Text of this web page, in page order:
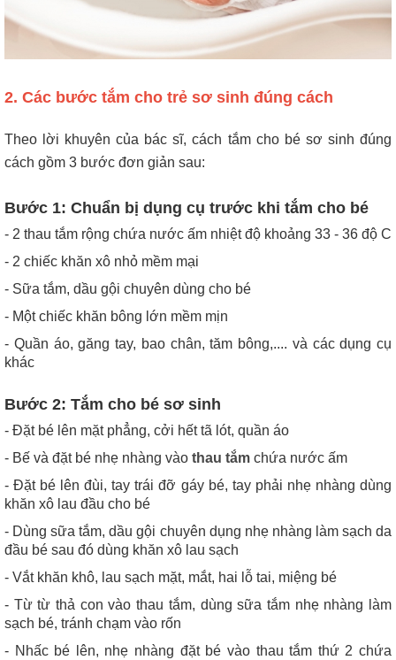
2. Các bước tắm cho trẻ sơ sinh đúng cách
Theo lời khuyên của bác sĩ, cách tắm cho bé sơ sinh đúng
cách gồm 3 bước đơn giản sau:
Bước 1: Chuẩn bị dụng cụ trước khi tắm cho bé
- 2 thau tắm rộng chứa nước ấm nhiệt độ khoảng 33 - 36 độ C
- 2 chiếc khăn xô nhỏ mềm mại
- Sữa tắm, dầu gội chuyên dùng cho bé
- Một chiếc khăn bông lớn mềm mịn
- Quần áo, găng tay, bao chân, tăm bông,.... và các dụng cụ
khác
Bước 2: Tắm cho bé sơ sinh
- Đặt bé lên mặt phẳng, cởi hết tã lót, quần áo
- Bế và đặt bé nhẹ nhàng vào thau tắm chứa nước ấm
- Đặt bé lên đùi, tay trái đỡ gáy bé, tay phải nhẹ nhàng dùng
khăn xô lau đầu cho bé
- Dùng sữa tắm, dầu gội chuyên dụng nhẹ nhàng làm sạch da
đầu bé sau đó dùng khăn xô lau sạch
- Vắt khăn khô, lau sạch mặt, mắt, hai lỗ tai, miệng bé
- Từ từ thả con vào thau tắm, dùng sữa tắm nhẹ nhàng làm
sạch bé, tránh chạm vào rốn
- Nhấc bé lên, nhẹ nhàng đặt bé vào thau tắm thứ 2 chứa